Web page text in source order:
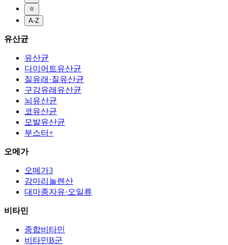
ㅎ
A-Z
유산균
유산균
다이어트유산균
질유래·질유산균
구강유래유산균
뇌유산균
코유산균
모발유산균
부스터+
오메가
오메가3
감마리놀렌산
대마종자유·오일류
비타민
종합비타민
비타민B군